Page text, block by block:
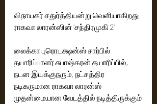
விநாயகர் சதுர்த்தியன்று வெளியாகிறது
ராகவா லாரன்ஸின் 'சந்திரமுகி 2'
லைக்கா புரொடக்ஷன்ஸ் சார்பில்
தயாரிப்பாளர் சுபாஷ்கரன் தயாரிப்பில்,
நடன இயக்குநரும், நட்சத்திர
நடிகருமான ராகவா லாரன்ஸ்
முதன்மையான வேடத்தில் நடித்திருக்கும்